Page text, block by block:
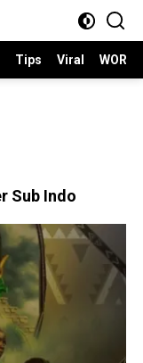
Tips Viral
Sub Indo